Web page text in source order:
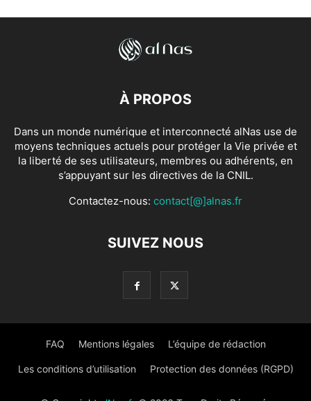
À PROPOS
Dans un monde numérique et interconnecté alNas use de
moyens techniques actuels pour protéger la Vie privée et
la liberté de ses utilisateurs, membres ou adhérents, en
s’appuyant sur les directives de la CNIL.
Contactez-nous: contact[@]alnas.fr
SUIVEZ NOUS
FAQ Mentions légales L’équipe de rédaction
Les conditions d’utilisation Protection des données (RGPD)